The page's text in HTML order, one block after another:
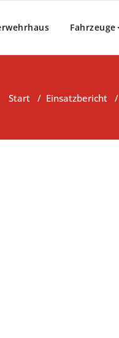
Fahrzeuge
Start / Einsatzbericht /